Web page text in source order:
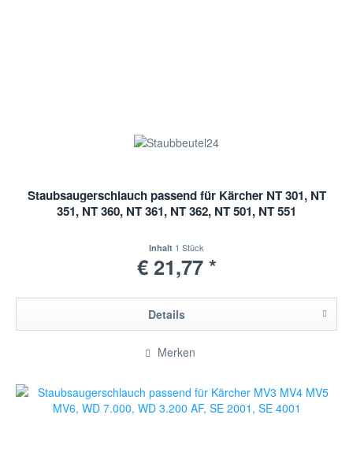
Staubsaugerschlauch passend für Kärcher NT 301, NT
351, NT 360, NT 361, NT 362, NT 501, NT 551
Inhalt 1 Stück
€ 21,77 *
Details
Merken